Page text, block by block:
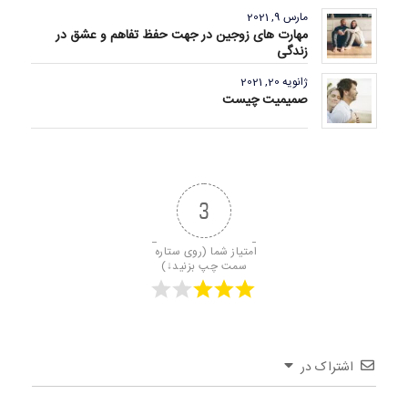
مارس 9, 2021
مهارت های زوجین در جهت حفظ تفاهم و عشق در
زندگی
ژانویه 20, 2021
صمیمیت چیست
3
امتیاز شما (روی ستاره
سمت چپ بزنید↓)
اشتراک در